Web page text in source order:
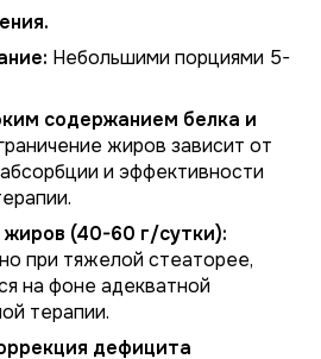
Небольшими порциями 5-
содержанием белка и
жиров зависит от
и эффективности
(40-60 г/сутки):
при тяжелой стеаторее,
на фоне адекватной
терапии.
дефицита